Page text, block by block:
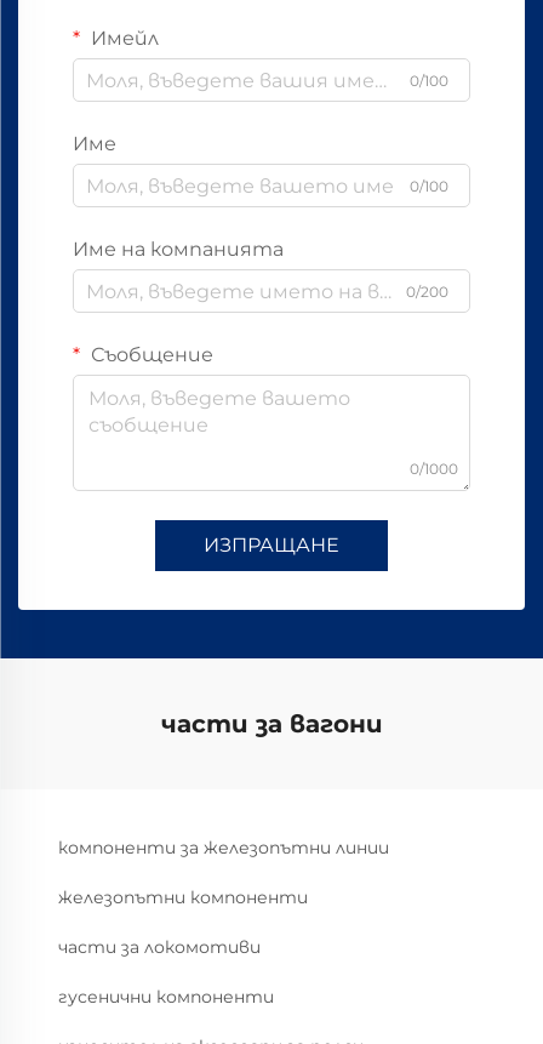
Имейл
0/100
Име
0/100
Име на компанията
0/200
Съобщение
0/1000
ИЗПРАЩАНЕ
части за вагони
компоненти за железопътни линии
железопътни компоненти
части за локомотиви
гусенични компоненти